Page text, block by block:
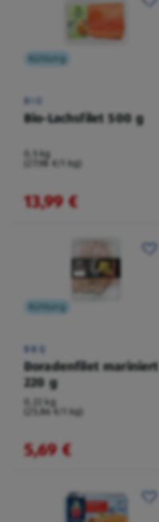
Kühlung
BIO
Bio-Lachsfilet 500 g
0,5 kg
(27,98 €/1 kg)
13,99 €
Kühlung
BBQ
Doradenfilet mariniert
220 g
0,22 kg
(25,86 €/1 kg)
5,69 €